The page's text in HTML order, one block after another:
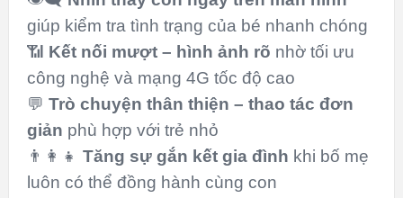
giúp kiểm tra tình trạng của bé nhanh chóng
📶 Kết nối mượt – hình ảnh rõ nhờ tối ưu
công nghệ và mạng 4G tốc độ cao
💬 Trò chuyện thân thiện – thao tác đơn
giản phù hợp với trẻ nhỏ
👨‍👩‍👧 Tăng sự gắn kết gia đình khi bố mẹ
luôn có thể đồng hành cùng con